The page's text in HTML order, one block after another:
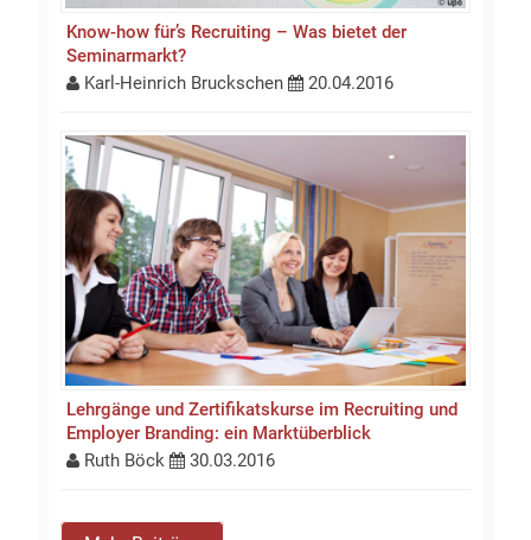
Know-how für’s Recruiting – Was bietet der
Seminarmarkt?
Karl-Heinrich Bruckschen
20.04.2016
Lehrgänge und Zertifikatskurse im Recruiting und
Employer Branding: ein Marktüberblick
Ruth Böck
30.03.2016